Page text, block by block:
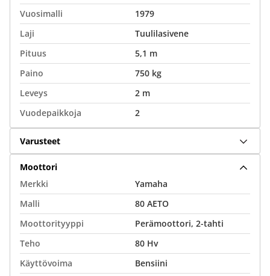
Vuosimalli
1979
Laji
Tuulilasivene
Pituus
5,1 m
Paino
750 kg
Leveys
2 m
Vuodepaikkoja
2
Varusteet
Moottori
Merkki
Yamaha
Malli
80 AETO
Moottorityyppi
Perämoottori, 2-tahti
Teho
80 Hv
Käyttövoima
Bensiini